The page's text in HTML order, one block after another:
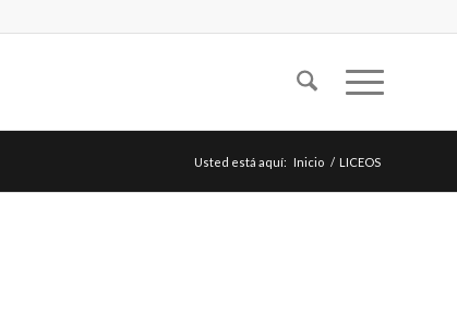
Usted está aquí: Inicio / LICEOS